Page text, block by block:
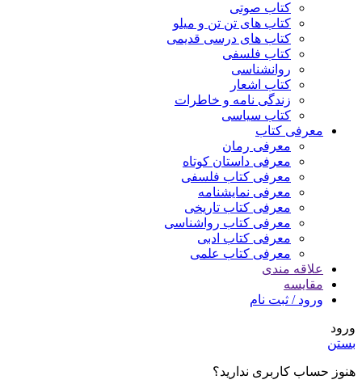
کتاب صوتی
کتاب های تن تن و میلو
کتاب های درسی قدیمی
کتاب فلسفی
روانشناسی
کتاب اشعار
زندگی نامه و خاطرات
کتاب سیاسی
معرفی کتاب
معرفی رمان
معرفی داستان کوتاه
معرفی کتاب فلسفی
معرفی نمایشنامه
معرفی کتاب تاریخی
معرفی کتاب رواشناسی
معرفی کتاب ادبی
معرفی کتاب علمی
علاقه مندی
مقایسه
ورود / ثبت نام
ورود
بستن
هنوز حساب کاربری ندارید؟